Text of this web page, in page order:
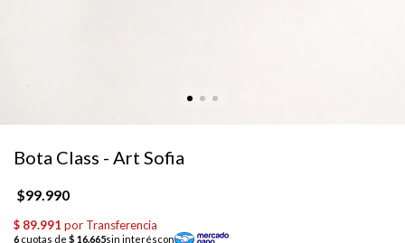
Bota Class - Art Sofia
$99.990